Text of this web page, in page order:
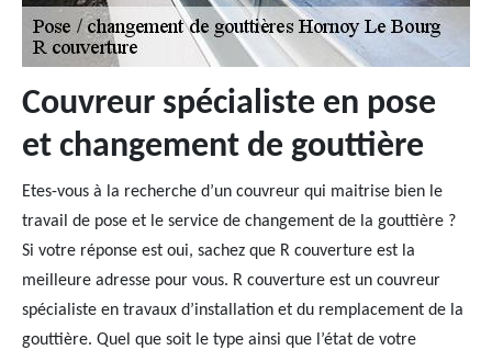
Couvreur spécialiste en pose
et changement de gouttière
Etes-vous à la recherche d’un couvreur qui maitrise bien le
travail de pose et le service de changement de la gouttière ?
Si votre réponse est oui, sachez que R couverture est la
meilleure adresse pour vous. R couverture est un couvreur
spécialiste en travaux d’installation et du remplacement de la
gouttière. Quel que soit le type ainsi que l’état de votre